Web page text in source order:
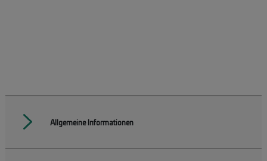
Allgemeine Informationen